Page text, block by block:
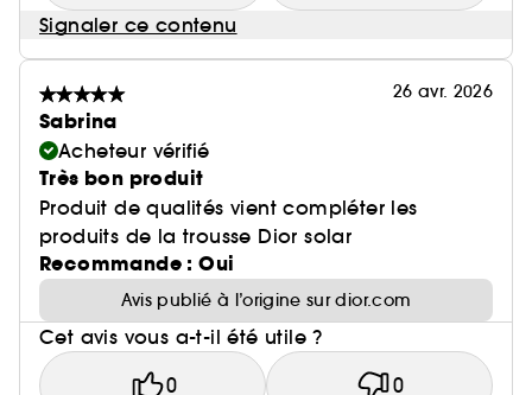
Signaler ce contenu
26 avr. 2026
Sabrina
Acheteur vérifié
Très bon produit
Produit de qualités vient compléter les
produits de la trousse Dior solar
Recommande : Oui
Avis publié à l’origine sur dior.com
Cet avis vous a-t-il été utile ?
0 0